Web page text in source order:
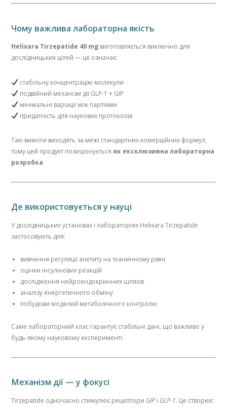
Чому важлива лабораторна якість
Helixara Tirzepatide 40 mg виготовляється виключно для
дослідницьких цілей — це означає:
стабільну концентрацію молекули
подвійний механізм дії GLP-1 + GIP
мінімальні варіації між партіями
придатність для наукових протоколів
Такі вимоги виходять за межі стандартних комерційних формул,
тому цей продукт позиціонуєтьсяяк ексклюзивна лабораторна
розробка.
Де використовується у науці
У дослідницьких установах і лабораторіях Helixara Tirzepatide
застосовують для:
вивчення регуляції апетиту на тканинному рівні
оцінки інсулінових реакцій
дослідження нейроендокринних шляхів
аналізу енергетичного обміну
побудови моделей метаболічного контролю
Саме лабораторний клас гарантує стабільні дані, що важливо у
будь-якому науковому експерименті.
Механізм дії — у фокусі
Tirzepatide одночасно стимулює рецептори GIP і GLP-1. Це створює: